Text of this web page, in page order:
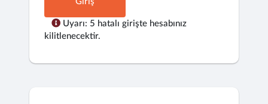
Uyarı: 5 hatalı girişte hesabınız
kilitlenecektir.